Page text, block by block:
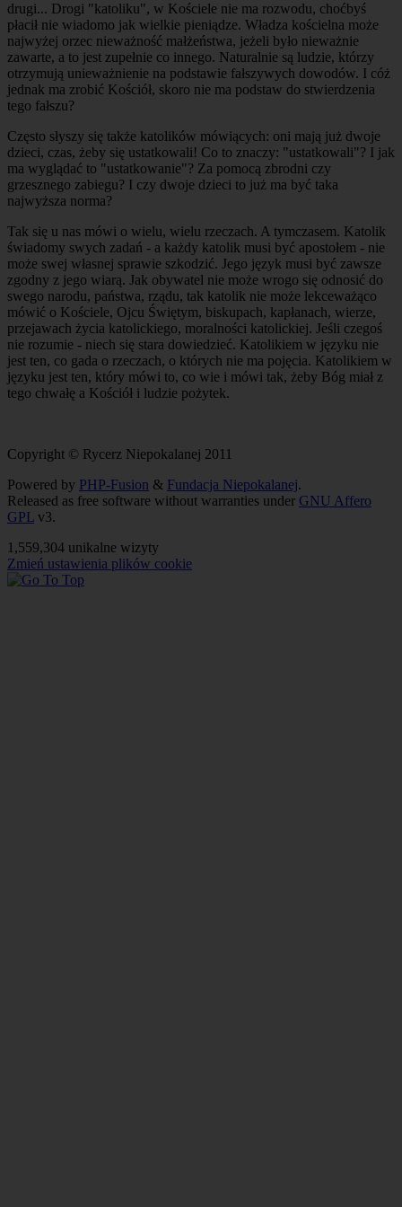
drugi... Drogi "katoliku", w Kościele nie ma rozwodu, choćbyś
płacił nie wiadomo jak wielkie pieniądze. Władza kościelna może
najwyżej orzec nieważność małżeństwa, jeżeli było nieważnie
zawarte, a to jest zupełnie co innego. Naturalnie są ludzie, którzy
otrzymują unieważnienie na podstawie fałszywych dowodów. I cóż
jednak ma zrobić Kościół, skoro nie ma podstaw do stwierdzenia
tego fałszu?
Często słyszy się także katolików mówiących: oni mają już dwoje
dzieci, czas, żeby się ustatkowali! Co to znaczy: "ustatkowali"? I jak
ma wyglądać to "ustatkowanie"? Za pomocą zbrodni czy
grzesznego zabiegu? I czy dwoje dzieci to już ma być taka
najwyższa norma?
Tak się u nas mówi o wielu, wielu rzeczach. A tymczasem. Katolik
świadomy swych zadań - a każdy katolik musi być apostołem - nie
może swej własnej sprawie szkodzić. Jego język musi być zawsze
zgodny z jego wiarą. Jak obywatel nie może wrogo się odnosić do
swego narodu, państwa, rządu, tak katolik nie może lekceważąco
mówić o Kościele, Ojcu Świętym, biskupach, kapłanach, wierze,
przejawach życia katolickiego, moralności katolickiej. Jeśli czegoś
nie rozumie - niech się stara dowiedzieć. Katolikiem w języku nie
jest ten, co gada o rzeczach, o których nie ma pojęcia. Katolikiem w
języku jest ten, który mówi to, co wie i mówi tak, żeby Bóg miał z
tego chwałę a Kościół i ludzie pożytek.
Copyright © Rycerz Niepokalanej 2011
Powered by PHP-Fusion & Fundacja Niepokalanej.
Released as free software without warranties under GNU Affero
GPL v3.
1,559,304 unikalne wizyty
Zmień ustawienia plików cookie